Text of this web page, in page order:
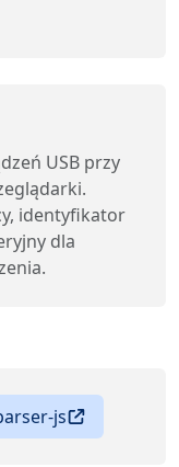
USB przy
identyfikator
dla
js